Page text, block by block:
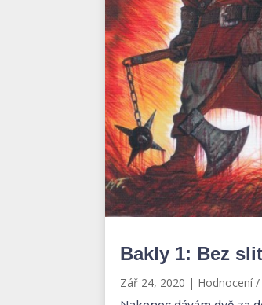
Bakly 1: Bez
Zář 24, 2020 | Hodnocení /